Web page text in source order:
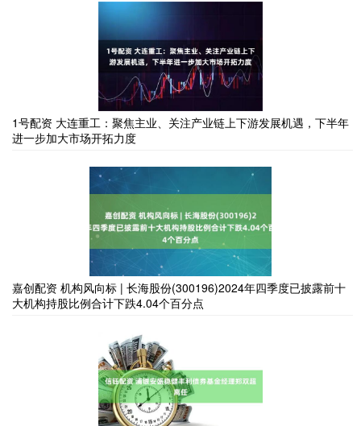
1号配资 大连重工：聚焦主业、关注产业链上下游发展机遇，下半年
进一步加大市场开拓力度
嘉创配资 机构风向标 | 长海股份(300196)2024年四季度已披露前十
大机构持股比例合计下跌4.04个百分点